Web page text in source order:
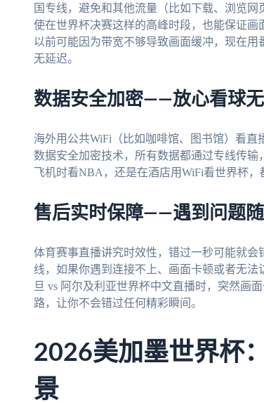
国专线，避免和其他流量（比如下载、浏览
使在世界杯决赛这样的高峰时段，也能保证画
以前可能因为带宽不够导致画面缓冲，现在
无延迟。
数据安全加密——放心看球
海外用公共WiFi（比如咖啡馆、图书馆）看直
数据安全加密技术，所有数据都通过专线传
飞机时看NBA，还是在酒店用WiFi看世界杯，
售后实时保障——遇到问题
体育赛事直播讲究时效性，错过一秒可能就会
线，如果你遇到连接不上、画面卡顿或者无
旦 vs 阿尔及利亚世界杯中文直播时，突然画
路，让你不会错过任何精彩瞬间。
2026美加墨世界杯
景